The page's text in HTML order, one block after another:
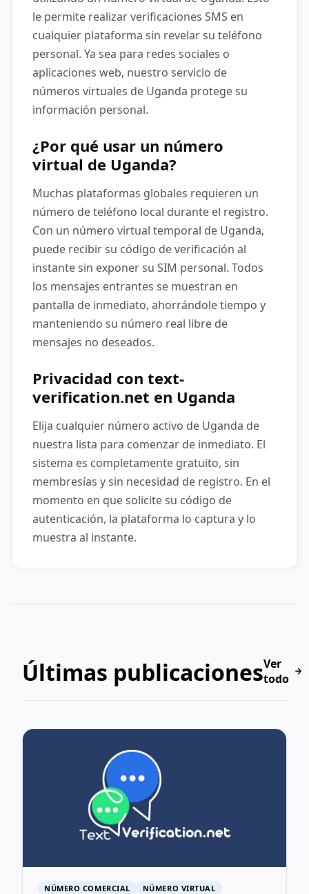
le permite realizar verificaciones SMS en
cualquier plataforma sin revelar su teléfono
personal. Ya sea para redes sociales o
aplicaciones web, nuestro servicio de
números virtuales de Uganda protege su
información personal.
¿Por qué usar un número
virtual de Uganda?
Muchas plataformas globales requieren un
número de teléfono local durante el registro.
Con un número virtual temporal de Uganda,
puede recibir su código de verificación al
instante sin exponer su SIM personal. Todos
los mensajes entrantes se muestran en
pantalla de inmediato, ahorrándole tiempo y
manteniendo su número real libre de
mensajes no deseados.
Privacidad con text-
verification.net en Uganda
Elija cualquier número activo de Uganda de
nuestra lista para comenzar de inmediato. El
sistema es completamente gratuito, sin
membresías y sin necesidad de registro. En el
momento en que solicite su código de
autenticación, la plataforma lo captura y lo
muestra al instante.
Últimas publicacionesVer
todo
NÚMERO COMERCIAL NÚMERO VIRTUAL